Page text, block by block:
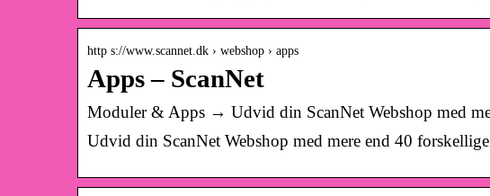
http s://www.scannet.dk › webshop › apps
Apps – ScanNet
Moduler & Apps → Udvid din ScanNet Webshop med
Udvid din ScanNet Webshop med mere end 40